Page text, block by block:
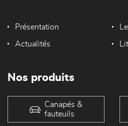
Présentation
Actualités
Nos produits
Canapés &
fauteuils